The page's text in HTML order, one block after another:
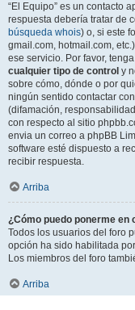
“El Equipo” es un contacto
respuesta debería tratar de
búsqueda whois) o, si este
gmail.com, hotmail.com,
ese servicio. Por favor,
cualquier tipo de control y
sobre cómo, dónde o por
ningún sentido contactar
(difamación,
con respecto al sitio
envia un correo a phpBB
software esté dispuesto a
recibir respuesta.
Arriba
¿Cómo puedo ponerme
Todos los usuarios del foro
opción ha sido habilitada
Los miembros del foro
Arriba